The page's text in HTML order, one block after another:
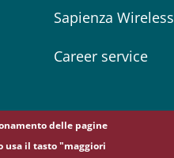
Sapienza Wireless
Career service
delle pagine
usa il tasto "maggiori